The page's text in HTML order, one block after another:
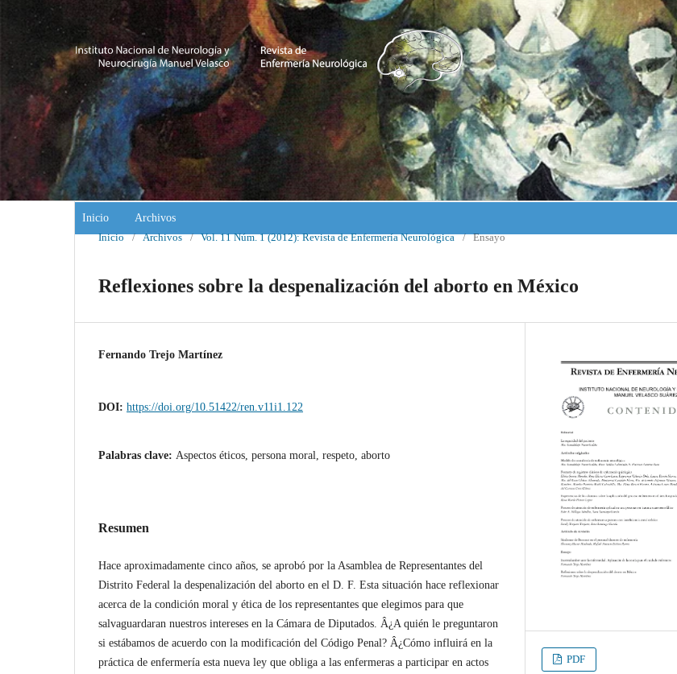
Inicio Archivos
Inicio / Archivos / Vol. 11 Núm. 1 (2012): Revista de Enfermería Neurológica / Ensayo
Reflexiones sobre la despenalización del aborto en México
Fernando Trejo Martínez
DOI: https://doi.org/10.51422/ren.v11i1.122
Palabras clave: Aspectos éticos, persona moral, respeto, aborto
Resumen
Hace aproximadamente cinco años, se aprobó por la Asamblea de Representantes del
Distrito Federal la despenalización del aborto en el D. F. Esta situación hace reflexionar
acerca de la condición moral y ética de los representantes que elegimos para que
salvaguardaran nuestros intereses en la Cámara de Diputados. Â¿A quién le preguntaron
si estábamos de acuerdo con la modificación del Código Penal? Â¿Cómo influirá en la
práctica de enfermería esta nueva ley que obliga a las enfermeras a participar en actos
PDF